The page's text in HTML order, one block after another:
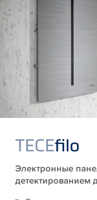
TECEfilo
Электронные
детектированием